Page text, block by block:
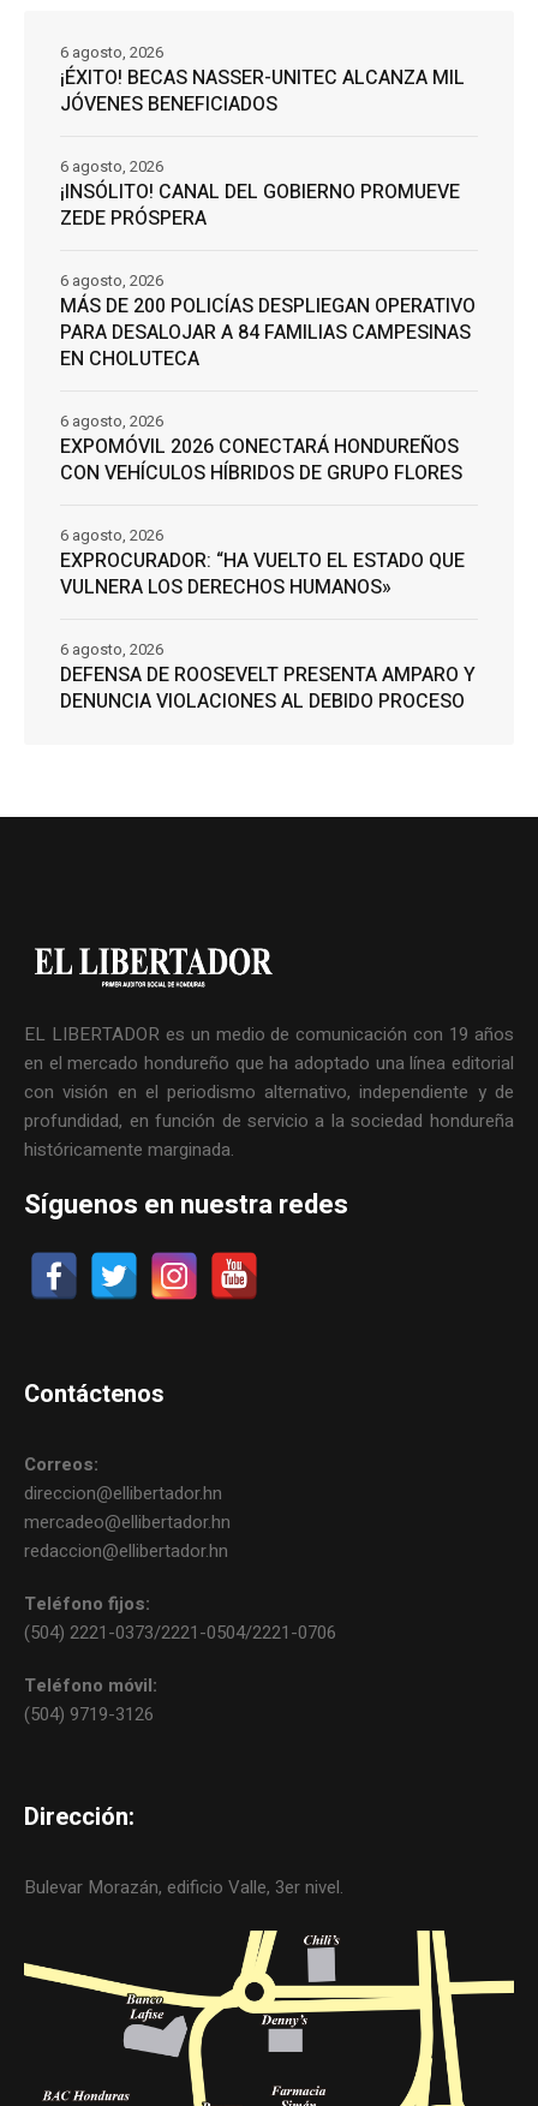
¡ÉXITO! BECAS NASSER-UNITEC ALCANZA MIL
JÓVENES BENEFICIADOS
6 agosto, 2026
¡INSÓLITO! CANAL DEL GOBIERNO PROMUEVE
ZEDE PRÓSPERA
6 agosto, 2026
MÁS DE 200 POLICÍAS DESPLIEGAN OPERATIVO
PARA DESALOJAR A 84 FAMILIAS CAMPESINAS
EN CHOLUTECA
6 agosto, 2026
EXPOMÓVIL 2026 CONECTARÁ HONDUREÑOS
CON VEHÍCULOS HÍBRIDOS DE GRUPO FLORES
6 agosto, 2026
EXPROCURADOR: “HA VUELTO EL ESTADO QUE
VULNERA LOS DERECHOS HUMANOS»
6 agosto, 2026
DEFENSA DE ROOSEVELT PRESENTA AMPARO Y
DENUNCIA VIOLACIONES AL DEBIDO PROCESO
6 agosto, 2026
EL LIBERTADOR es un medio de comunicación con 19 años
en el mercado hondureño que ha adoptado una línea editorial
con visión en el periodismo alternativo, independiente y de
profundidad, en función de servicio a la sociedad hondureña
históricamente marginada.
Síguenos en nuestra redes
Contáctenos
Correos:
direccion@ellibertador.hn
mercadeo@ellibertador.hn
redaccion@ellibertador.hn
Teléfono fijos:
(504) 2221-0373/2221-0504/2221-0706
Teléfono móvil:
(504) 9719-3126
Dirección:
Bulevar Morazán, edificio Valle, 3er nivel.